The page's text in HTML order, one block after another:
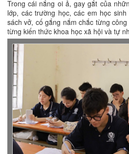
Trong cái nắng oi ả, gay gắt của
lớp, các trường học, các em học
sách vở, cố gắng nắm chắc từng
từng kiến thức khoa học xã hội và tự